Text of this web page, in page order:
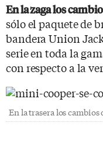
En la zaga los
sólo el paquete de
bandera Union
serie en toda la
con respecto a la
En la trasera los